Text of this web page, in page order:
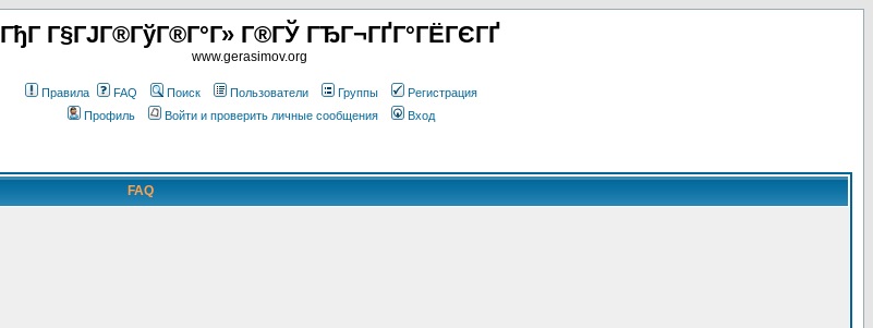
ГђГ Г§ГЈГ®ГўГ®Г°Г» Г®ГЎ ГЂГ¬ГҐГ°ГЁГЄГҐ
www.gerasimov.org
Правила FAQ Поиск Пользователи Группы
Регистрация
Профиль
Войти и проверить личные сообщения Вход
FAQ